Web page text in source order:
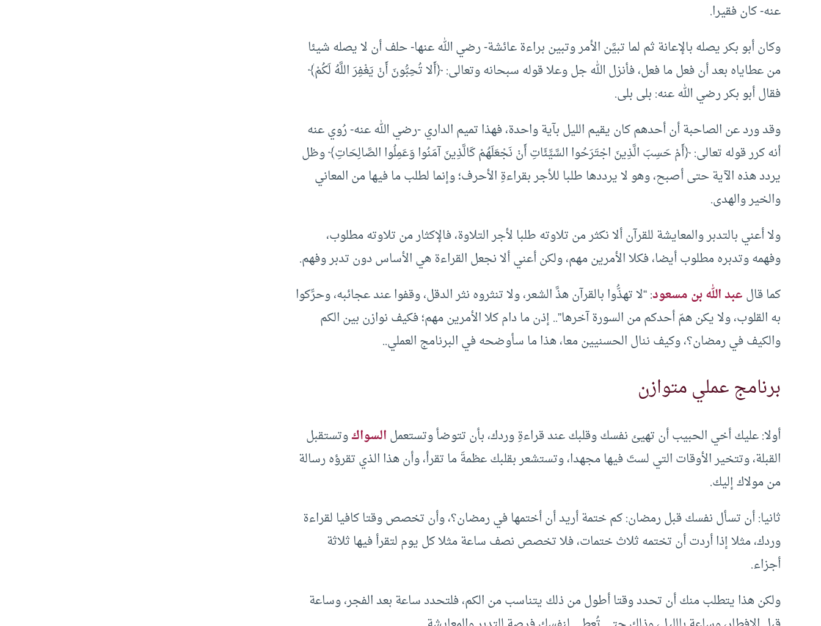
عنه- كان فقيرا.
وكان أبو بكر يصله بالإعانة ثم لما تبيَّن الأمر وتبين براءة عائشة- رضي الله عنها- حلف أن لا يصله شيئا
من عطاياه بعد أن فعل ما فعل، فأنزل الله جل وعلا قوله سبحانه وتعالى: ﴿أَلا تُحِبُّونَ أَنْ يَغْفِرَ اللَّهُ لَكُمْ﴾
فقال أبو بكر رضي الله عنه: بلى بلى.
وقد ورد عن الصاحبة أن أحدهم كان يقيم الليل بآية واحدة، فهذا تميم الداري -رضي الله عنه- رُوي عنه
أنه كرر قوله تعالى: ﴿أَمْ حَسِبَ الَّذِينَ اجْتَرَحُوا السَّيِّئَاتِ أَنْ نَجْعَلَهُمْ كَالَّذِينَ آمَنُوا وَعَمِلُوا الصَّالِحَاتِ﴾ وظل
يردد هذه الآية حتى أصبح، وهو لا يرددها طلبا للأجر بقراءةِ الأحرف؛ وإنما لطلب ما فيها من المعاني
والخير والهدى.
ولا أعني بالتدبر والمعايشة للقرآن ألا نكثر من تلاوته طلبا لأجر التلاوة، فالإكثار من تلاوته مطلوب،
وفهمه وتدبره مطلوب أيضا، فكلا الأمرين مهم، ولكن أعني ألا نجعل القراءة هي الأساس دون تدبر وفهم.
كما قالعبد الله بن مسعود: “لا تهذُّوا بالقرآن هذَّ الشعر، ولا تنثروه نثر الدقل، وقفوا عند عجائبه، وحرِّكوا
به القلوب، ولا يكن همّ أحدكم من السورة آخرها”.. إذن ما دام كلا الأمرين مهم؛ فكيف نوازن بين الكم
والكيف في رمضان؟، وكيف ننال الحسنيين معا، هذا ما سأوضحه في البرنامج العملي..
برنامج عملي متوازن
أولا: عليك أخي الحبيب أن تهيئ نفسك وقلبك عند قراءةِ وردك، بأن تتوضأ وتستعملالسواكوتستقبل
القبلة، وتتخير الأوقات التي لستَ فيها مجهدا، وتستشعر بقلبك عظمةَ ما تقرأ، وأن هذا الذي تقرؤه رسالة
من مولاك إليك.
ثانيا: أن تسأل نفسك قبل رمضان: كم ختمة أريد أن أختمها في رمضان؟، وأن تخصص وقتا كافيا لقراءة
وردك، مثلا إذا أردت أن تختمه ثلاث ختمات، فلا تخصص نصف ساعة مثلا كل يوم لتقرأ فيها ثلاثة
أجزاء.
ولكن هذا يتطلب منك أن تحدد وقتا أطول من ذلك يتناسب من الكم، فلتحدد ساعة بعد الفجر، وساعة